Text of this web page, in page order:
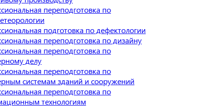
переподготовка по
подготовка по дефектологии
переподготовка по дизайну
переподготовка по
делу
переподготовка по
системам зданий и сооружений
переподготовка по
технологиям